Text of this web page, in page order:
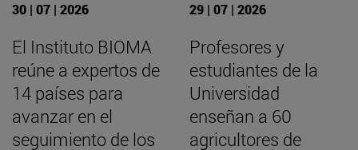
30 | 07 | 2026
El Instituto BIOMA
reúne a expertos de
14 países para
avanzar en el
seguimiento de los
29 | 07 | 2026
Profesores y
estudiantes de la
Universidad
enseñan a 60
agricultores de